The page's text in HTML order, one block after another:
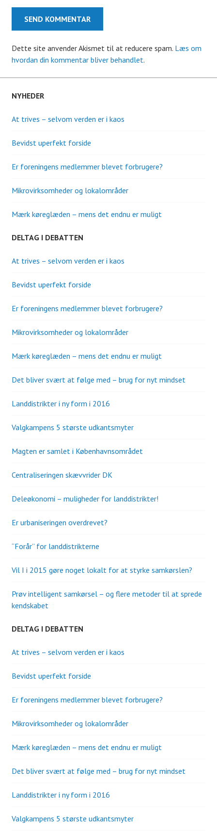
Dette site anvender Akismet til at reducere spam. Læs om
hvordan din kommentar bliver behandlet.
NYHEDER
At trives – selvom verden er i kaos
Bevidst uperfekt forside
Er foreningens medlemmer blevet forbrugere?
Mikrovirksomheder og lokalområder
Mærk køreglæden – mens det endnu er muligt
DELTAG I DEBATTEN
At trives – selvom verden er i kaos
Bevidst uperfekt forside
Er foreningens medlemmer blevet forbrugere?
Mikrovirksomheder og lokalområder
Mærk køreglæden – mens det endnu er muligt
Det bliver svært at følge med – brug for nyt mindset
Landdistrikter i ny form i 2016
Valgkampens 5 største udkantsmyter
Magten er samlet i Københavnsområdet
Centraliseringen skævvrider DK
Deleøkonomi – muligheder for landdistrikter!
Er urbaniseringen overdrevet?
“Forår” for landdistrikterne
Vil I i 2015 gøre noget lokalt for at styrke samkørslen?
Prøv intelligent samkørsel – og flere metoder til at sprede
kendskabet
DELTAG I DEBATTEN
At trives – selvom verden er i kaos
Bevidst uperfekt forside
Er foreningens medlemmer blevet forbrugere?
Mikrovirksomheder og lokalområder
Mærk køreglæden – mens det endnu er muligt
Det bliver svært at følge med – brug for nyt mindset
Landdistrikter i ny form i 2016
Valgkampens 5 største udkantsmyter